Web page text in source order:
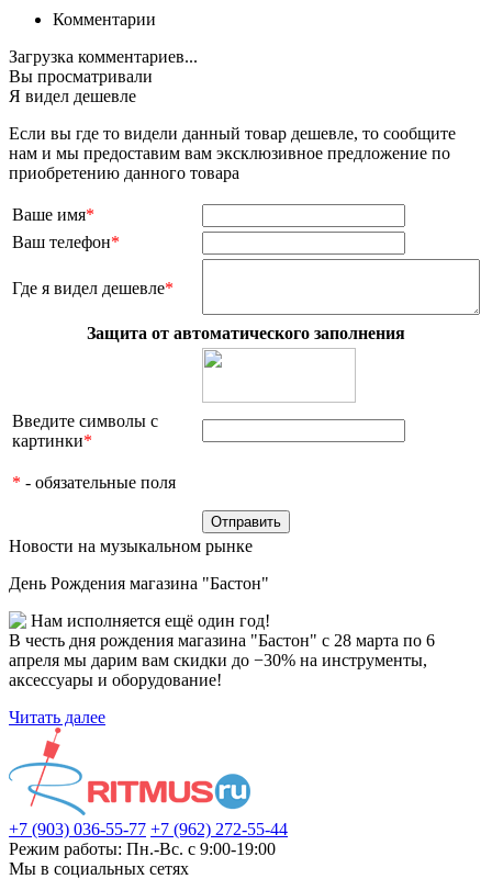
Комментарии
Загрузка комментариев...
Вы просматривали
Я видел дешевле
Если вы где то видели данный товар дешевле, то сообщите
нам и мы предоставим вам эксклюзивное предложение по
приобретению данного товара
Ваше имя*
Ваш телефон*
Где я видел дешевле*
Защита от автоматического заполнения
Введите символы с
картинки*
* - обязательные поля
Новости на музыкальном рынке
День Рождения магазина "Бастон"
Нам исполняется ещё один год!
В честь дня рождения магазина "Бастон" с 28 марта по 6
апреля мы дарим вам скидки до −30% на инструменты,
аксессуары и оборудование!
Читать далее
+7 (903) 036-55-77 +7 (962) 272-55-44
Режим работы: Пн.-Вс. с 9:00-19:00
Мы в социальных сетях